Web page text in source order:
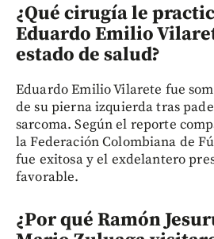
¿Qué cirugía le
Eduardo Emilio
estado de salud?
Eduardo Emilio Vilarete fue
de su pierna izquierda tras
sarcoma. Según el reporte
la Federación Colombiana de
fue exitosa y el exdelantero
favorable.
¿Por qué Ramón